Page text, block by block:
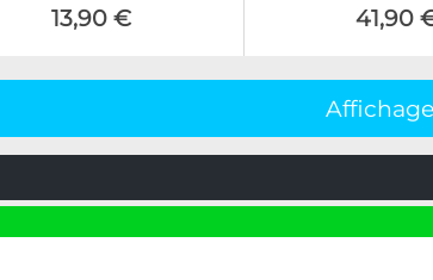
13,90 € 41,90
Affichage